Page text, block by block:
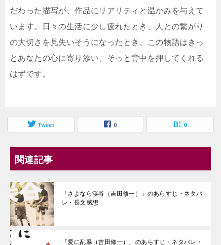
だわった描写が、作品にリアリティと温かみを与えて
います。日々の生活に少し疲れたとき、人との繋がり
の大切さを見失いそうになったとき、この物語はきっ
とあなたの心に寄り添い、そっと背中を押してくれる
はずです。
Tweet 0 0
関連記事
「さよなら渓谷（吉田修一）」のあらすじ・ネタバ
レ・長文感想
「愛に乱暴（吉田修一）」のあらすじ・ネタバレ・